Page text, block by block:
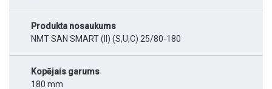
Produkta nosaukums
NMT SAN SMART (II) (S,U,C) 25/80-180
Kopējais garums
180 mm